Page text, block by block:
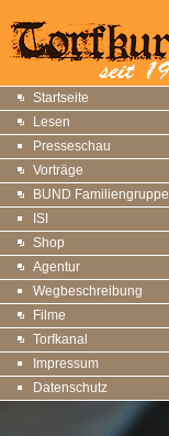
Startseite
Lesen
Presseschau
Vorträge
BUND Familiengruppe
ISI
Shop
Agentur
Wegbeschreibung
Filme
Torfkanal
Impressum
Datenschutz